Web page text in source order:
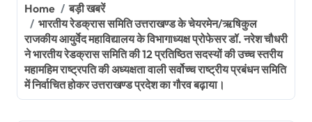
Home
बड़ी खबरें
भारतीय रेडक्रास समिति उत्तराखण्ड के चेयरमेन/ऋषिकुल
राजकीय आयुर्वेद महाविद्यालय के विभागाध्यक्ष प्रोफेसर डॉ. नरेश चौधरी
ने भारतीय रेडक्रास समिति की 12 प्रतिष्ठित सदस्यों की उच्च स्तरीय
महामहिम राष्ट्रपति की अध्यक्षता वाली सर्वोच्च राष्ट्रीय प्रबंधन समिति
में निर्वाचित होकर उत्तराखण्ड प्रदेश का गौरव बढ़ाया।